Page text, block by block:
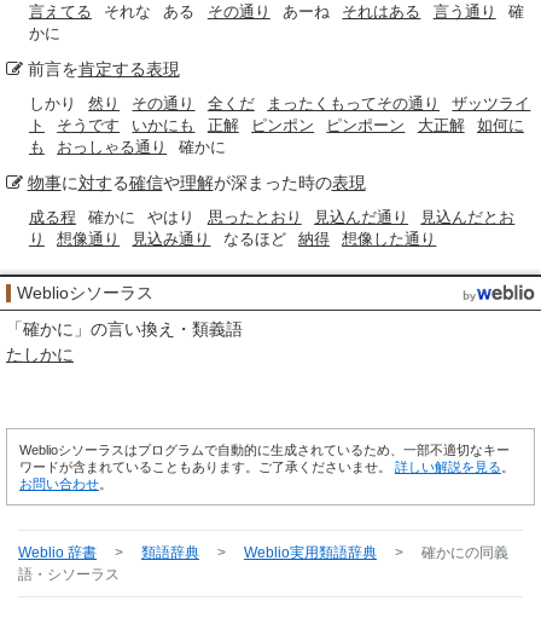
言えてる それな ある その通り あーね それはある 言う通り
確
かに
前言を肯定する表現
しかり 然り その通り 全くだ まったくもってその通り
ザッツライ
ト
そうです いかにも 正解 ピンポン ピンポーン 大正解
如何に
も
おっしゃる通り 確かに
物事に対する確信や理解が深まった時の表現
成る程 確かに やはり 思ったとおり 見込んだ通り
見込んだとお
り
想像通り 見込み通り なるほど 納得 想像した通り
Weblioシソーラス
「確かに 」の言い換え・類義語
たしかに
Weblioシソーラスはプログラムで自動的に生成されているため、一部不適切なキー
ワードが含まれていることもあります。ご了承くださいませ。 詳しい解説を見る
お問い合わせ
Weblio 辞書 > 類語辞典 > Weblio実用類語辞典 > 確かにの同義
語・シソーラス